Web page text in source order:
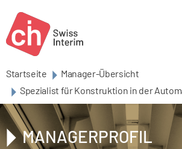
Startseite
Manager-Übersicht
Spezialist für Konstruktion in der
MANAGERPROFIL